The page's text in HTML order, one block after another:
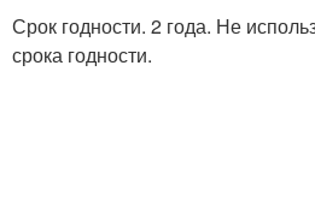
Срок годности. 2 года. Не
срока годности.